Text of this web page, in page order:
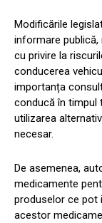
Modificările
informare
cu privire la
conducerea
importanța
conducă în timpul
utilizarea
necesar.
De asemenea,
medicamente
produselor ce pot
acestor